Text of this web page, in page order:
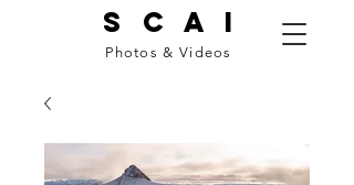
S C A I
Photos & Videos